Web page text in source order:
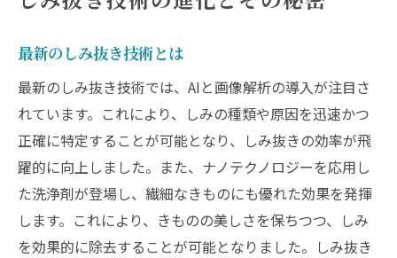
最新のしみ抜き技術とは
最新のしみ抜き技術では、AIと画像解析の導入が注目さ
れています。これにより、しみの種類や原因を迅速かつ
正確に特定することが可能となり、しみ抜きの効率が飛
躍的に向上しました。また、ナノテクノロジーを応用し
た洗浄剤が登場し、繊細なきものにも優れた効果を発揮
します。これにより、きものの美しさを保ちつつ、しみ
を効果的に除去することが可能となりました。しみ抜き